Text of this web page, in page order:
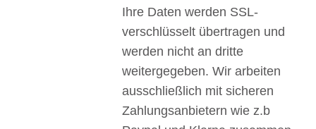
Ihre Daten werden SSL-
verschlüsselt übertragen und
werden nicht an dritte
weitergegeben. Wir arbeiten
ausschließlich mit sicheren
Zahlungsanbietern wie z.b